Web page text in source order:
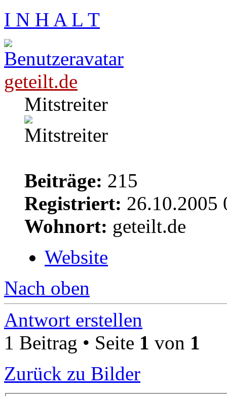
I N H A L T
geteilt.de
Mitstreiter
Beiträge: 215
Registriert: 26.10.2005
Wohnort: geteilt.de
Website
Nach oben
Antwort erstellen
1 Beitrag • Seite 1 von 1
Zurück zu Bilder